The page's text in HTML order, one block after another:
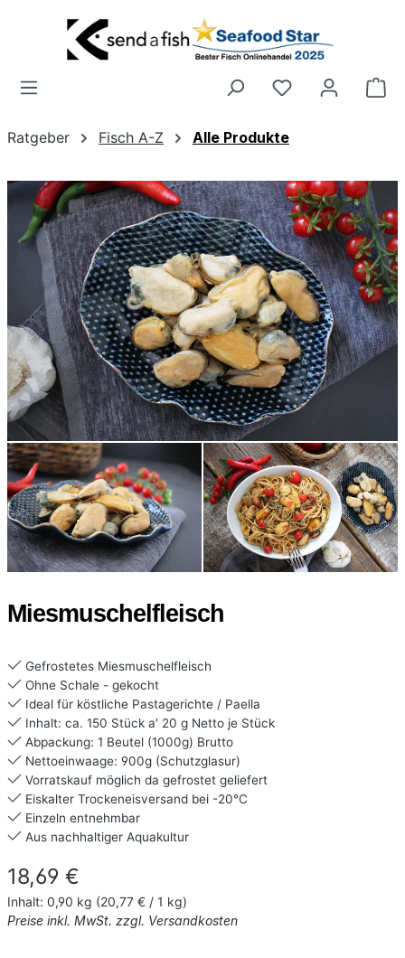
Zum Hauptinhalt springen
Ratgeber Fisch A-Z Alle Produkte
Miesmuschelfleisch
Gefrostetes Miesmuschelfleisch
Ohne Schale - gekocht
Ideal für köstliche Pastagerichte / Paella
Inhalt: ca. 150 Stück a' 20 g Netto je Stück
Abpackung: 1 Beutel (1000g) Brutto
Nettoeinwaage: 900g (Schutzglasur)
Vorratskauf möglich da gefrostet geliefert
Eiskalter Trockeneisversand bei -20°C
Einzeln entnehmbar
Aus nachhaltiger Aquakultur
Regulärer Preis:
18,69 €
Inhalt: 0,90 kg (20,77 € / 1 kg)
Preise inkl. MwSt. zzgl. Versandkosten